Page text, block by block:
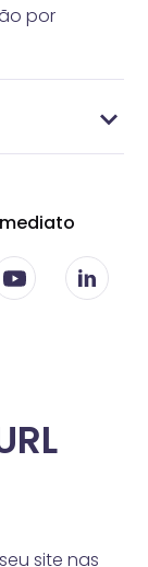
por
site nas